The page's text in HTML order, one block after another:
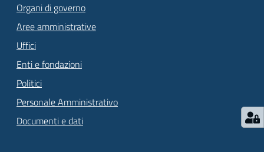
Organi di governo
Aree amministrative
Uffici
Enti e fondazioni
Politici
Personale Amministrativo
Documenti e dati